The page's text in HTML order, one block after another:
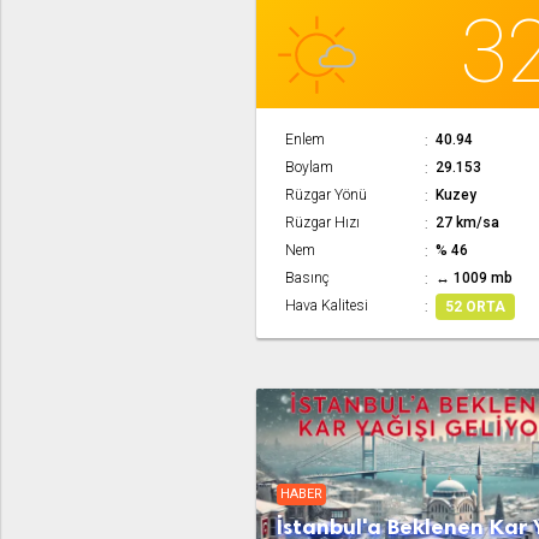
Enlem
40.94
Boylam
29.153
Rüzgar Yönü
Kuzey
Rüzgar Hızı
27 km/sa
Nem
% 46
Basınç
↔ 1009 mb
Hava Kalitesi
52 ORTA
HABER
İstanbul'a Beklenen Kar